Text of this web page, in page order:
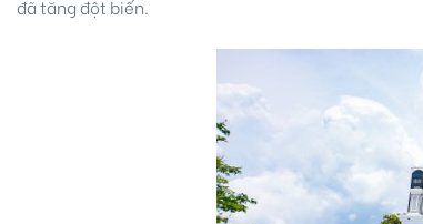
đã tăng đột biến.